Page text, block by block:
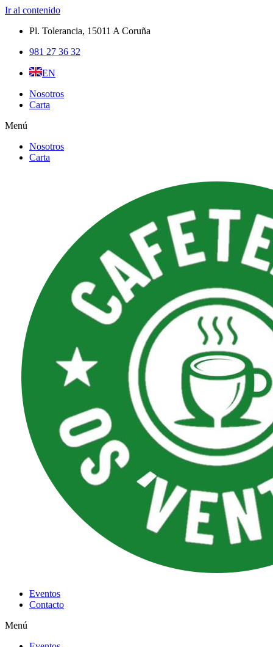
Ir al contenido
Pl. Tolerancia, 15011 A Coruña​
981 27 36 32
EN
Nosotros
Carta
Menú
Nosotros
Carta
Eventos
Contacto
Menú